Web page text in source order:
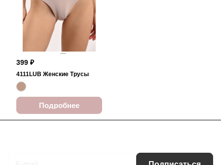
399 ₽
4111LUB Женские Трусы
Подробнее